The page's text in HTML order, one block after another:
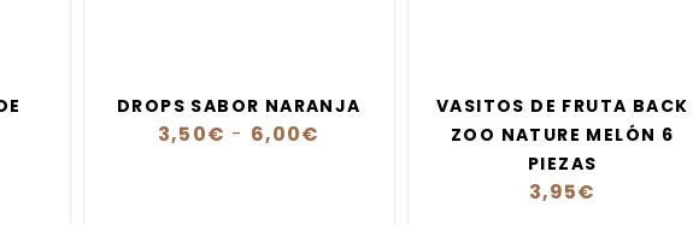
DROPS SABOR NARANJA
3,50€ - 6,00€
VASITOS DE FRUTA BACK
ZOO NATURE MELÓN 6
PIEZAS
3,95€